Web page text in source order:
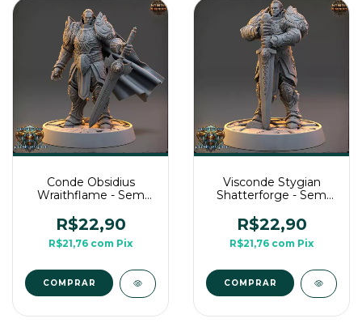
Conde Obsidius
Wraithflame - Sem
Médio Para Rpg de
Mesa
R$22,90
R$21,76 com Pix
COMPRAR
Visconde Stygian
Shatterforge - Sem
Médio Para Rpg de
Mesa
R$22,90
R$21,76 com Pix
COMPRAR